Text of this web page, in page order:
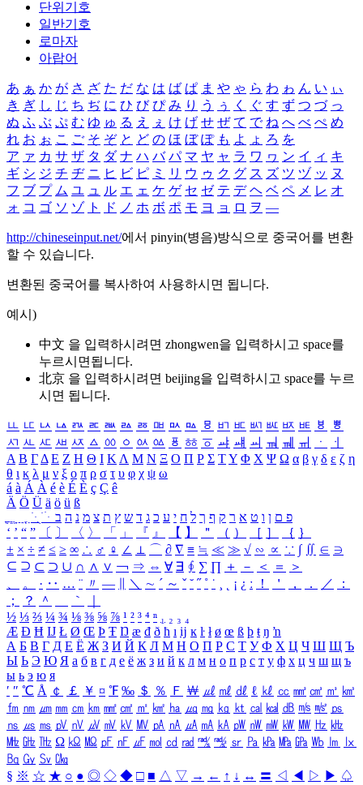
단위기호
일반기호
로마자
아랍어
あ ぁ か が さ ざ た だ な は ば ぱ ま や ゃ ら わ ゎ ん い ぃ
き ぎ し じ ち ぢ に ひ び ぴ み り う ぅ く ぐ す ず つ づ っ
ぬ ふ ぶ ぷ む ゆ ゅ る え ぇ け げ せ ぜ て で ね へ べ ぺ め
れ お ぉ こ ご そ ぞ と ど の ほ ぼ ぽ も よ ょ ろ を
ア ァ カ サ ザ タ ダ ナ ハ バ パ マ ヤ ャ ラ ワ ヮ ン イ ィ キ
ギ シ ジ チ ヂ ニ ヒ ビ ピ ミ リ ウ ゥ ク グ ス ズ ツ ヅ ッ ヌ
フ ブ プ ム ユ ュ ル エ ェ ケ ゲ セ ゼ テ デ ヘ ベ ペ メ レ オ
ォ コ ゴ ソ ゾ ト ド ノ ホ ボ ポ モ ヨ ョ ロ ヲ ―
http://chineseinput.net/에서 pinyin(병음)방식으로 중국어를 변환
할 수 있습니다.
변환된 중국어를 복사하여 사용하시면 됩니다.
예시)
中文 을 입력하시려면 zhongwen을 입력하시고 space를
누르시면됩니다.
北京 을 입력하시려면 beijing을 입력하시고 space를 누르
시면 됩니다.
ㅥ ㅦ ㅧ ㅨ ㅩ ㅪ ㅫ ㅬ ㅭ ㅮ ㅯ ㅰ ㅱ ㅲ ㅳ ㅴ ㅵ ㅶ ㅷ ㅸ
ㅹ
ㅺ ㅻ ㅼ ㅽ ㅾ ㅿ ㆀ ㆁ ㆂ ㆃ ㆄ ㆅ ㆆ ㆇ ㆈ ㆉ ㆊ ㆋ ㆌ ㆍ
ㆎ
Α Β ΓΔ Ε Ζ Η Θ Ι ΚΛ Μ Ν Ξ Ο Π Ρ Σ ΤΥ Φ Χ Ψ Ω α β γ δ ε ζ η
θ ι κ λ μ ν ξ ο π ρ σ τ υ φ χ ψ ω
á à Á À é è É È ç Ç ê
Ä Ö Ü ä ö ü ß
ִֶֹ ֻּ ׁׂ פ ם ן ו ט א ר ק ף ך ל ח י ע כ ג ד ש ץ ת צ מ נ ה ב
‘ ’ “ ” 〔 〕 〈 〉 「 」 『 』 【 】 ＂ （ ） ［ ］ ｛ ｝
± × ÷ ≠ ≤ ≥ ∞ ∴ ♂ ♀ ∠ ⊥ ⌒ ∂ ∇ ≡ ≒ ≪ ≫ √ ∽ ∝ ∵ ∫ ∬ ∈ ∋
⊆ ⊇ ⊂ ⊃ ∪ ∩ ∧ ∨ ￢ ⇒ ⇔ ∀ ∃ ∮ ∑ ∏ ＋ － ＜ ＝
＞
、
。 · ‥ … ¨ 〃 ― ＼ ∼ ´ ～ ˇ ˘ ˝ ˚ ˙ ¸ ¡ ¿ ː ！ ＇ ， ． ／
：
；
？ ＾ ｀
½ ⅓ ⅔ ¼ ¾ ⅛ ⅜ ⅝ ⅞ ¹ ² ³ ⁴ ⁿ ₁ ₂ ₃ ₄
Æ Ð Ħ Ĳ Ł Ø Œ Þ Ŧ Ŋ æ đ ð ħ ı ĳ ĸ ŀ ł ø œ ß þ ŧ ŋ ŉ
А Б В Г Д Е Ё Ж З И Й К Л М Н О П Р С Т У Ф Х Ц Ч Ш Щ Ъ
Ы Ь Э Ю Я а б в г д е ё ж з и й к л м н о п р с т у ф х ц ч ш щ ъ
ы ь э ю я
′ ″ ℃ Å ￠ ￡ ￥ ¤ ℉ ‰ ＄ ％ Ｆ ￦ ㎕ ㎖ ㎗ ℓ ㎘ ㏄ ㎣ ㎤ ㎥ ㎦
㎙ ㎚ ㎛ ㎜ ㎝ ㎞ ㎟ ㎠ ㎡ ㎢ ㏊ ㎍ ㎎ ㎏ ㏏ ㎈ ㎉ ㏈ ㎧ ㎨ ㎰
㎱ ㎲ ㎳ ㎴ ㎵ ㎶ ㎷ ㎸ ㎹ ㎀ ㎁ ㎂ ㎃ ㎄ ㎺ ㎻ ㎽ ㎾ ㎿ ㎐ ㎑
㎒ ㎓ ㎔ Ω ㏀ ㏁ ㎊ ㎋ ㎌ ㏖ ㏅ ㎭ ㎮ ㎯ ㏛ ㎩ ㎪ ㎫ ㎬ ㏝ ㏐
㏓
㏃ ㏉ ㏜ ㏆
§ ※ ☆ ★ ○ ● ◎ ◇ ◆ □ ■ △ ▽ → ← ↑ ↓ ↔ 〓 ◁ ◀ ▷ ▶ ♤